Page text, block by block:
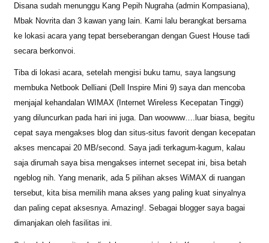
Disana sudah menunggu Kang Pepih Nugraha (admin Kompasiana),
Mbak Novrita dan 3 kawan yang lain. Kami lalu berangkat bersama
ke lokasi acara yang tepat berseberangan dengan Guest House tadi
secara berkonvoi.
Tiba di lokasi acara, setelah mengisi buku tamu, saya langsung
membuka Netbook Delliani (Dell Inspire Mini 9) saya dan mencoba
menjajal kehandalan WIMAX (Internet Wireless Kecepatan Tinggi)
yang diluncurkan pada hari ini juga. Dan woowww….luar biasa, begitu
cepat saya mengakses blog dan situs-situs favorit dengan kecepatan
akses mencapai 20 MB/second. Saya jadi terkagum-kagum, kalau
saja dirumah saya bisa mengakses internet secepat ini, bisa betah
ngeblog nih. Yang menarik, ada 5 pilihan akses WiMAX di ruangan
tersebut, kita bisa memilih mana akses yang paling kuat sinyalnya
dan paling cepat aksesnya. Amazing!. Sebagai blogger saya bagai
dimanjakan oleh fasilitas ini.